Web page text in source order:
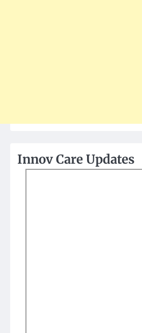
Innov Care Updates